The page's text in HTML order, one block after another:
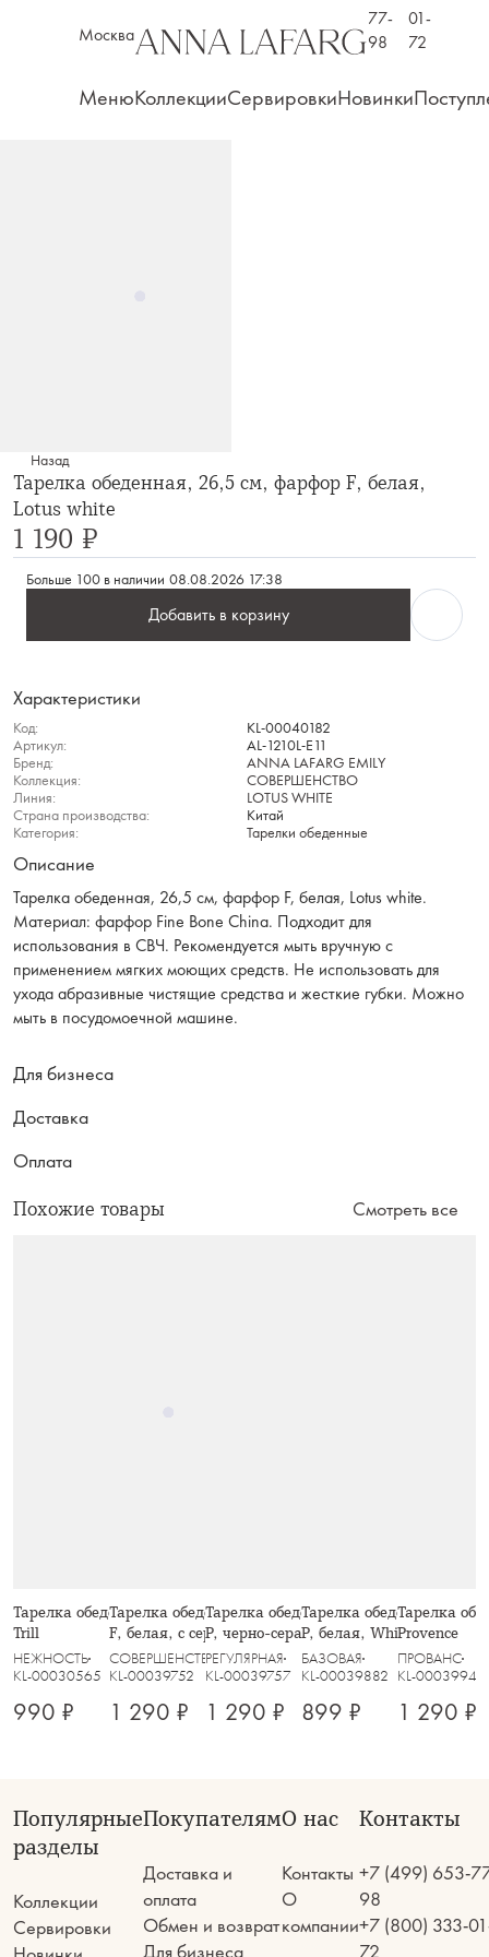
Москва
77-
98
01-
72
МенюКоллекцииСервировкиНовинки
Назад
Тарелка обеденная, 26,5 см, фарфор F, белая,
Lotus white
1 190 ₽
Больше 100 в наличии 08.08.2026 17:38
Добавить в корзину
Характеристики
Код:
KL-00040182
Артикул:
AL-1210L-E11
Бренд:
ANNA LAFARG EMILY
Коллекция:
СОВЕРШЕНСТВО
Линия:
LOTUS WHITE
Страна производства:
Китай
Категория:
Тарелки обеденные
Описание
Тарелка обеденная, 26,5 см, фарфор F, белая, Lotus white.
Материал: фарфор Fine Bone China. Подходит для
использования в СВЧ. Рекомендуется мыть вручную с
применением мягких моющих средств. Не использовать для
ухода абразивные чистящие средства и жесткие губки. Можно
мыть в посудомоечной машине.
Для бизнеса
Доставка
Оплата
Похожие товары Смотреть все
Тарелка обеденная, 26 см, стекло Р,
Trill
НЕЖНОСТЬ
KL-00030565
990 ₽
Тарелка обеденная, 26,5 см, фарфор
F, белая, с серебристым кантом,
Lotus silver
СОВЕРШЕНСТВО
KL-00039752
1 290 ₽
Тарелка обеденная, 27,5 см, фарфор
P, черно-серая, в крапинку, Umi
РЕГУЛЯРНАЯ
KL-00039757
1 290 ₽
Тарелка обеденная, 27,5
P, белая, White Basics
БАЗОВАЯ
KL-00039882
899 ₽
Тарелка
Provence
ПРОВАНС
KL-00039941
1 290 ₽
Популярные
разделы
Коллекции
Сервировки
Покупателям
Доставка и
оплата
Обмен и возврат
Для бизнеса
О нас
Контакты
О
компании
Контакты
+7 (499) 653-
98
+7 (800) 333-
72